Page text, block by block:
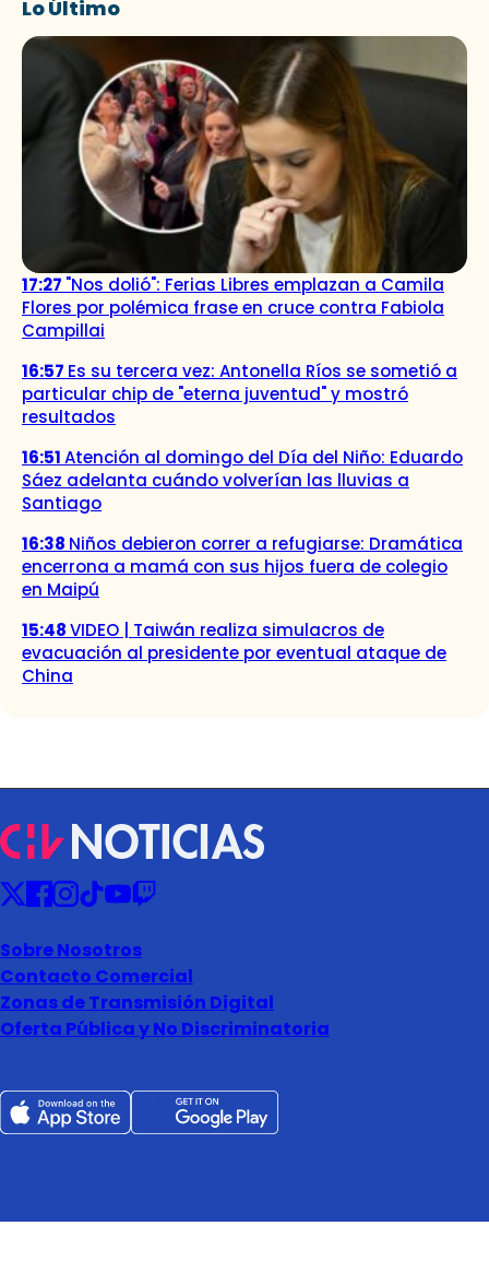
Lo Último
17:27 "Nos dolió": Ferias Libres emplazan a Camila
Flores por polémica frase en cruce contra Fabiola
Campillai
16:57 Es su tercera vez: Antonella Ríos se sometió a
particular chip de "eterna juventud" y mostró
resultados
16:51Atención al domingo del Día del Niño: Eduardo
Sáez adelanta cuándo volverían las lluvias a
Santiago
16:38 Niños debieron correr a refugiarse: Dramática
encerrona a mamá con sus hijos fuera de colegio
en Maipú
15:48VIDEO | Taiwán realiza simulacros de
evacuación al presidente por eventual ataque de
China
Sobre Nosotros
Contacto Comercial
Zonas de Transmisión Digital
Oferta Pública y No Discriminatoria